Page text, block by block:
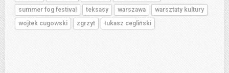
summer fog festival
teksasy warszawa
warsztaty kultury
wojtek cugowski
zgrzyt łukasz cegliński